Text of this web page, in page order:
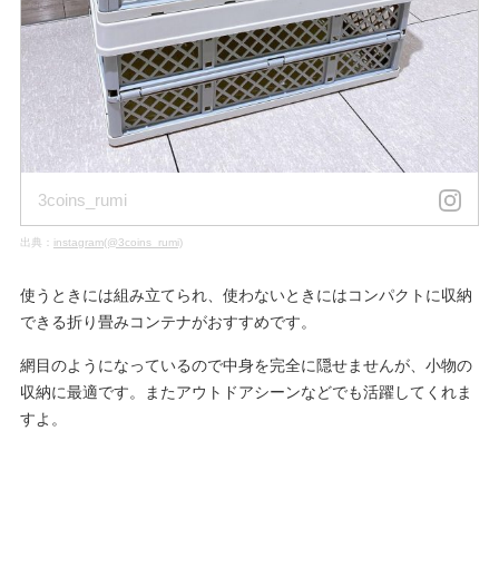
3coins_rumi
出典： instagram(@3coins_rumi)
使うときには組み立てられ、使わないときにはコンパクトに収納
できる折り畳みコンテナがおすすめです。
網目のようになっているので中身を完全に隠せませんが、小物の
収納に最適です。またアウトドアシーンなどでも活躍してくれま
すよ。